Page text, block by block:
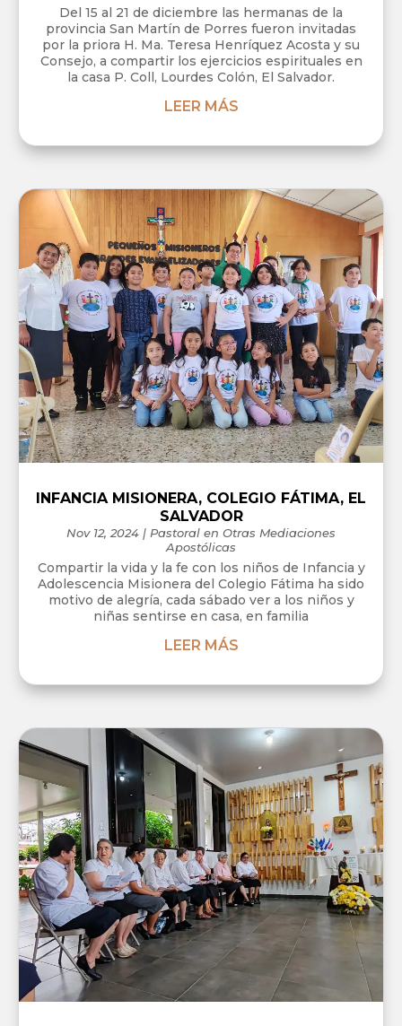
Del 15 al 21 de diciembre las hermanas de la
provincia San Martín de Porres fueron invitadas
por la priora H. Ma. Teresa Henríquez Acosta y su
Consejo, a compartir los ejercicios espirituales en
la casa P. Coll, Lourdes Colón, El Salvador.
LEER MÁS
INFANCIA MISIONERA, COLEGIO FÁTIMA, EL
SALVADOR
Nov 12, 2024 | Pastoral en Otras Mediaciones
Apostólicas
Compartir la vida y la fe con los niños de Infancia y
Adolescencia Misionera del Colegio Fátima ha sido
motivo de alegría, cada sábado ver a los niños y
niñas sentirse en casa, en familia
LEER MÁS